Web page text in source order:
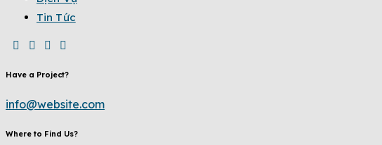
Tin Tức
Have a Project?
info@website.com
Where to Find Us?